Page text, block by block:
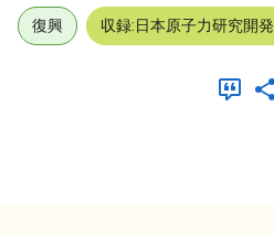
復興 収録:日本原子力研究開